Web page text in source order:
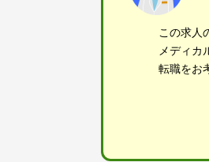
この求人
メディカ
転職をお